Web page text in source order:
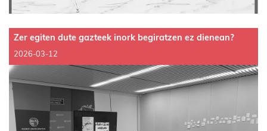
Zer egiten dute gazteek inork begiratzen ez dienean?
2026-03-12